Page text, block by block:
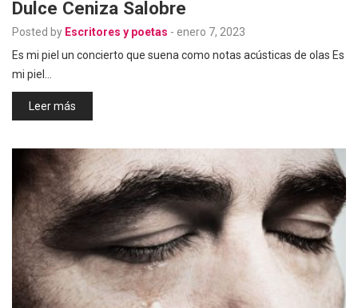
Dulce Ceniza Salobre
Posted by Escritores y poetas - enero 7, 2023
Es mi piel un concierto que suena como notas acústicas de olas Es
mi piel…
Leer más